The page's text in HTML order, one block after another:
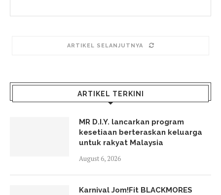
ARTIKEL SELANJUTNYA
ARTIKEL TERKINI
MR D.I.Y. lancarkan program
kesetiaan berteraskan keluarga
untuk rakyat Malaysia
August 6, 2026
Karnival Jom!Fit BLACKMORES